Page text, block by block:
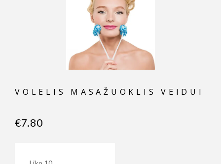
VOLELIS MASAŽUOKLIS VEIDUI
€7.80